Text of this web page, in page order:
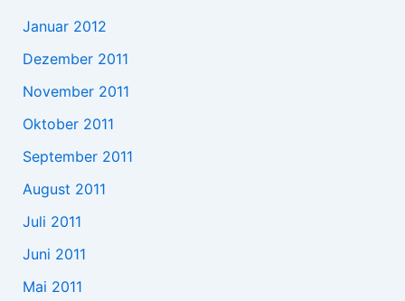
Januar 2012
Dezember 2011
November 2011
Oktober 2011
September 2011
August 2011
Juli 2011
Juni 2011
Mai 2011